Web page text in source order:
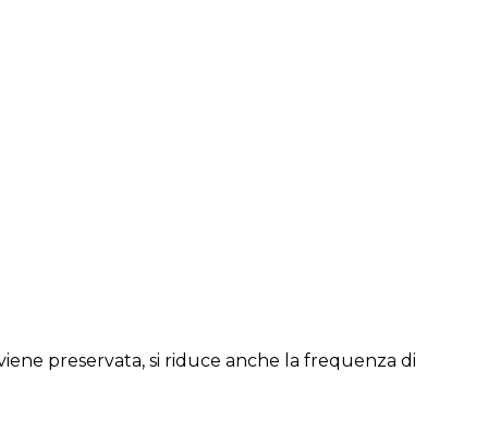
preservata, si riduce anche la frequenza di